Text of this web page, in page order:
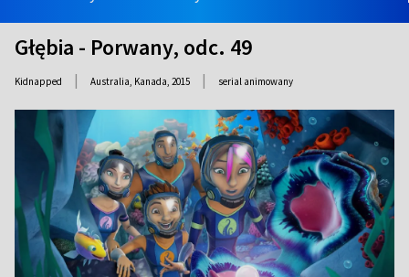
Głębia - Porwany, odc. 49
Kidnapped | Australia, Kanada, 2015 | serial animowany